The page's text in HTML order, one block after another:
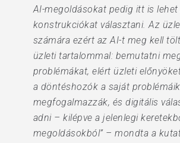
AI-megoldásokat pedig itt is
konstrukciókat választani. Az
számára ezért az AI-t meg kell
üzleti tartalommal: bemutatni
problémákat, elért üzleti
a döntéshozók a saját
megfogalmazzák, és digitális
adni – kilépve a jelenlegi
megoldásokból” – mondta a